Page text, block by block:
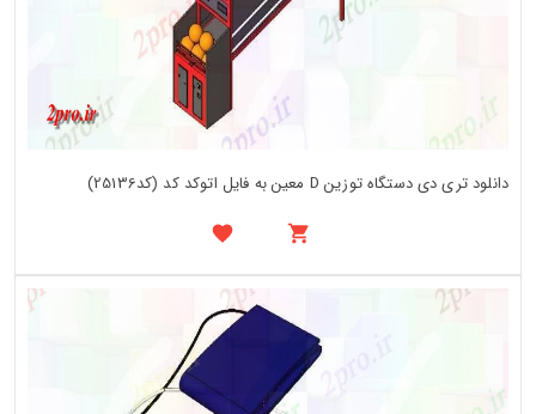
دانلود تری دی دستگاه توزین D معین به فایل اتوکد کد (کد25136)